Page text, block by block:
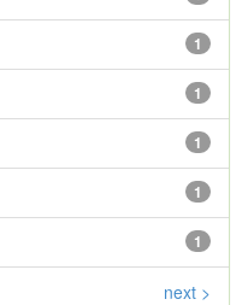
1
1
1
1
1
next >